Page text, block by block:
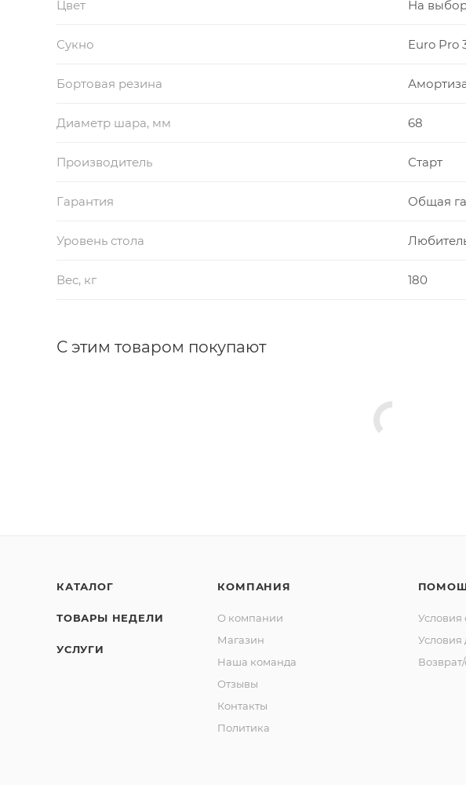
Цвет На
Сукно Euro Pro
Бортовая резина
Диаметр шара, мм 68
Производитель Старт
Гарантия Общая
Уровень стола
Вес, кг 180
С этим товаром покупают
КАТАЛОГ
ТОВАРЫ НЕДЕЛИ
УСЛУГИ
КОМПАНИЯ
О компании
Магазин
Наша команда
Отзывы
Контакты
Политика
Условия
Условия